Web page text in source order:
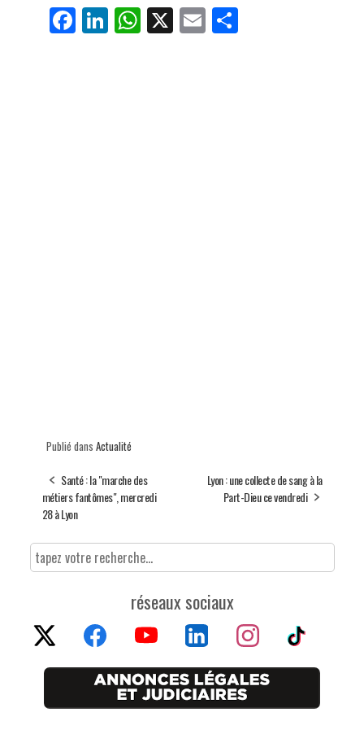
Fa
ce
Li
nk
W
ha
X E
m
Pa
Publié dans Actualité
Santé : la "marche des
métiers fantômes", mercredi
28 à Lyon
Lyon : une collecte de sang à la
Part-Dieu ce vendredi
réseaux sociaux